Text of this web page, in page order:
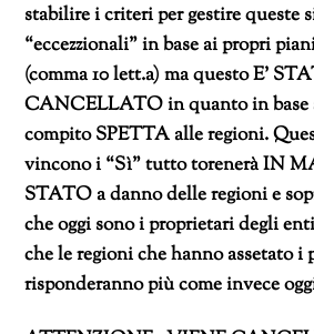
stabilire i criteri per gestire queste
“eccezzionali” in base ai propri
(comma 10 lett.a) ma questo E’
CANCELLATO in quanto in
compito SPETTA alle regioni.
vincono i “Sì” tutto torenerà IN
STATO a danno delle regioni e
che oggi sono i proprietari degli
che le regioni che hanno assetato
risponderanno più come invece